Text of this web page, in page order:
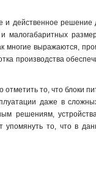
и действенное
малогабаритных
многие выражаются,
производства
то, что блоки
даже в
решениям,
то, что в